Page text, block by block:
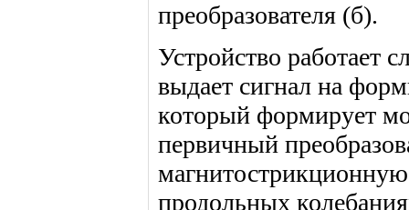
преобразователя (б).
Устройство работает
выдает сигнал на
который формирует
первичный
продольных